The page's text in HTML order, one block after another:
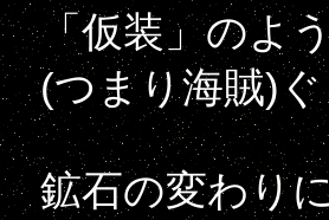
「仮装」のよ
(つまり海賊)
鉱石の変わり